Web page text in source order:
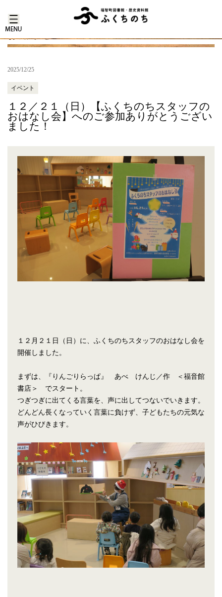
お知らせ
2025/12/25
イベント
１２／２１（日）【ふくちのちスタッフの
おはなし会】へのご参加ありがとうござい
ました！
１２月２１日（日）に、ふくちのちスタッフのおはなし会を
開催しました。
まずは、『りんごりらっぱ』 あべ けんじ／作 ＜福音館
書店＞ でスタート。
つぎつぎに出てくる言葉を、声に出してつないでいきます。
どんどん長くなっていく言葉に負けず、子どもたちの元気な
声がひびきます。